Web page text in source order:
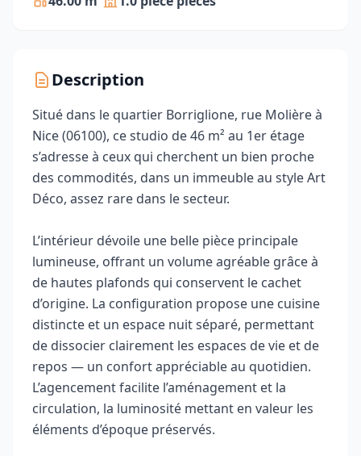
Description
Situé dans le quartier Borriglione, rue Molière à
Nice (06100), ce studio de 46 m² au 1er étage
s’adresse à ceux qui cherchent un bien proche
des commodités, dans un immeuble au style Art
Déco, assez rare dans le secteur.
L’intérieur dévoile une belle pièce principale
lumineuse, offrant un volume agréable grâce à
de hautes plafonds qui conservent le cachet
d’origine. La configuration propose une cuisine
distincte et un espace nuit séparé, permettant
de dissocier clairement les espaces de vie et de
repos — un confort appréciable au quotidien.
L’agencement facilite l’aménagement et la
circulation, la luminosité mettant en valeur les
éléments d’époque préservés.